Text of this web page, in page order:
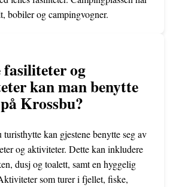
bobiler og campingvogner.
og
kan man benytte
Krossbu?
turisthytte kan gjestene benytte seg av
og aktiviteter. Dette kan inkludere
dusj og toalett, samt en hyggelig
som turer i fjellet, fiske,